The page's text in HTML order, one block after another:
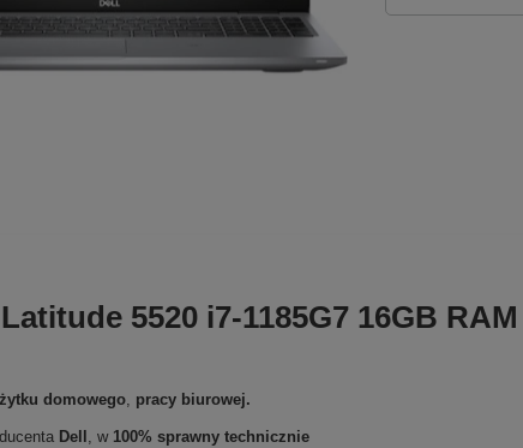
5520 i7-1185G7 16GB
domowego, pracy biurowej.
Dell , w 100% sprawny technicznie